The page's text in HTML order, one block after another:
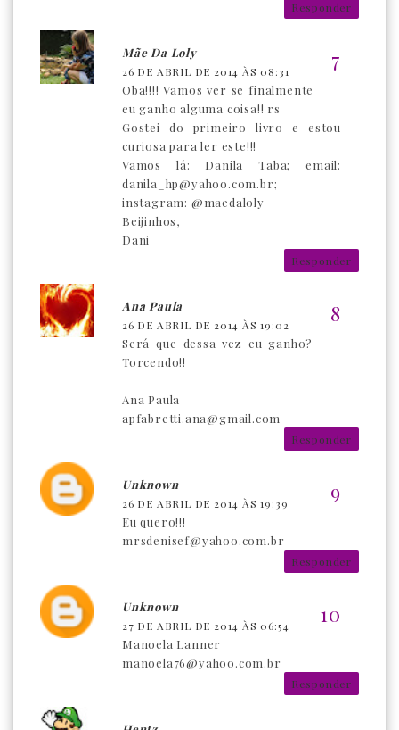
Responder
Mãe Da Loly
26 DE ABRIL DE 2014 ÀS 08:31
Oba!!!! Vamos ver se finalmente
eu ganho alguma coisa!! rs
Gostei do primeiro livro e estou
curiosa para ler este!!!
Vamos lá: Danila Taba; email:
danila_hp@yahoo.com.br;
instagram: @maedaloly
Beijinhos,
Dani
Responder
Ana Paula
26 DE ABRIL DE 2014 ÀS 19:02
Será que dessa vez eu ganho?
Torcendo!!
Ana Paula
apfabretti.ana@gmail.com
Responder
Unknown
26 DE ABRIL DE 2014 ÀS 19:39
Eu quero!!!
mrsdenisef@yahoo.com.br
Responder
Unknown
27 DE ABRIL DE 2014 ÀS 06:54
Manoela Lanner
manoela76@yahoo.com.br
Responder